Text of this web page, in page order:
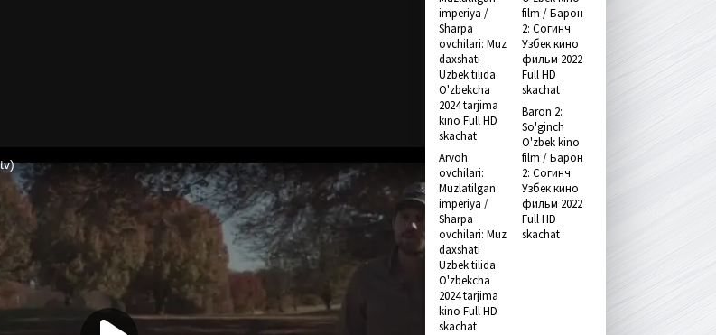
Arvoh
ovchilari:
Muzlatilgan
imperiya /
Sharpa
ovchilari: Muz
daxshati
Uzbek tilida
O'zbekcha
2024 tarjima
kino Full HD
skachat
Baron 2:
So'ginch
O'zbek kino
film / Барон
2: Согинч
Узбек кино
фильм 2022
Full HD
skachat